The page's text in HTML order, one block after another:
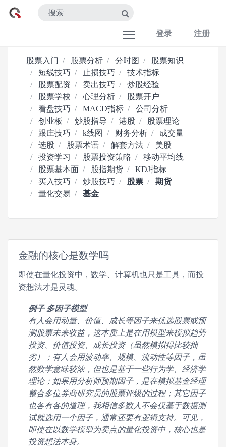
登录 注册
股票入门 股票分析 分时图
股票知识
短线技巧
止损技巧
技术指标
股票配资
卖出技巧
炒股经验
股票学校
心理分析
股票开户
看盘技巧
MACD指标
公司分析
创业板
炒股指导 港股
股票理论
跟庄技巧
k线图 财务分析
成交量
选股
股票术语 解套方法
美股
投资学习
股票投资策略
移动平均线
股票基本面
股指期货
KDJ指标
买入技巧
炒股技巧 股票
期货
量化交易
基金
金融的核心是数学吗
即使在量化投资中，数学、计算机也只是工具，而投
资想法才是灵魂。
例子 多因子模型
有人会用动量、价值、成长等因子来优选股票或预
测股票未来收益，这本质上是在用模型来模拟趋势
投资、价值投资、成长投资（虽然模拟得比较拙
劣）；有人会用波动率、规模、流动性等因子，虽
然数学意味较浓，但也是基于一些行为学、经济学
理论；如果用分析师预期因子，是在模拟基金经理
整合多位券商研究员的股票评级的过程；其它因子
也各有各的道理，我相信多数人不会仅基于数据测
试就选用一个因子，通常还要有逻辑支持。可见，
即使在以数学模型为卖点的量化投资中，核心也是
投资想法本身。